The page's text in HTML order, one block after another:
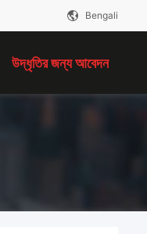
Bengali
উদ্ধৃতির জন্য আবেদন